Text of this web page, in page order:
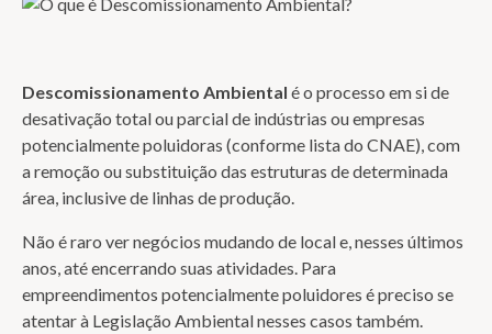
Descomissionamento Ambiental é o processo em si de
desativação total ou parcial de indústrias ou empresas
potencialmente poluidoras (conforme lista do CNAE), com
a remoção ou substituição das estruturas de determinada
área, inclusive de linhas de produção.
Não é raro ver negócios mudando de local e, nesses últimos
anos, até encerrando suas atividades. Para
empreendimentos potencialmente poluidores é preciso se
atentar à Legislação Ambiental nesses casos também.